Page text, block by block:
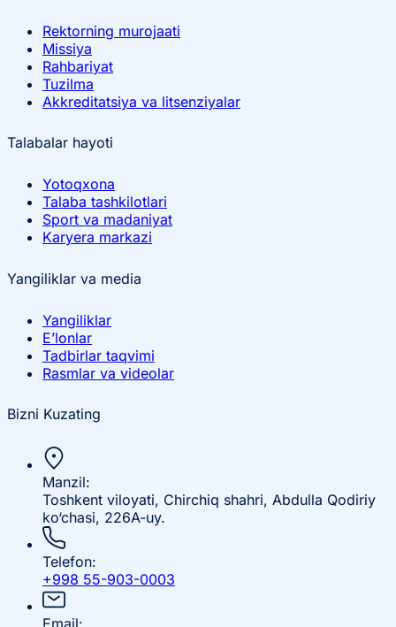
Rektorning murojaati
Missiya
Rahbariyat
Tuzilma
Akkreditatsiya va litsenziyalar
Talabalar hayoti
Yotoqxona
Talaba tashkilotlari
Sport va madaniyat
Karyera markazi
Yangiliklar va media
Yangiliklar
E’lonlar
Tadbirlar taqvimi
Rasmlar va videolar
Bizni Kuzating
Manzil:
Toshkent viloyati, Chirchiq shahri, Abdulla Qodiriy
ko‘chasi, 226A-uy.
Telefon:
+998 55-903-0003